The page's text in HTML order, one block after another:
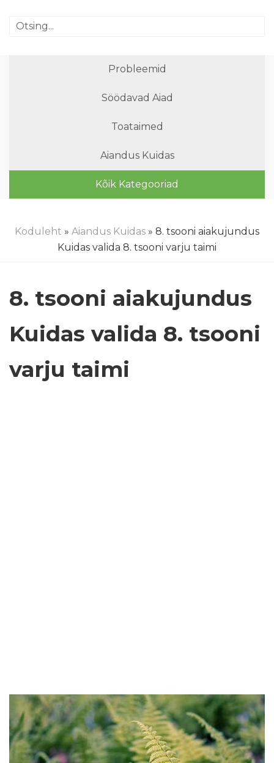
Probleemid
Söödavad Aiad
Toataimed
Aiandus Kuidas
Kõik Kategooriad
Koduleht » Aiandus Kuidas » 8. tsooni aiakujundus
Kuidas valida 8. tsooni varju taimi
8. tsooni aiakujundus
Kuidas valida 8. tsooni
varju taimi